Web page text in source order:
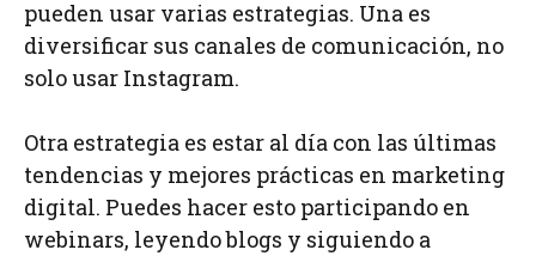
pueden usar varias estrategias. Una es
diversificar sus canales de comunicación, no
solo usar Instagram.
Otra estrategia es estar al día con las últimas
tendencias y mejores prácticas en marketing
digital. Puedes hacer esto participando en
webinars, leyendo blogs y siguiendo a